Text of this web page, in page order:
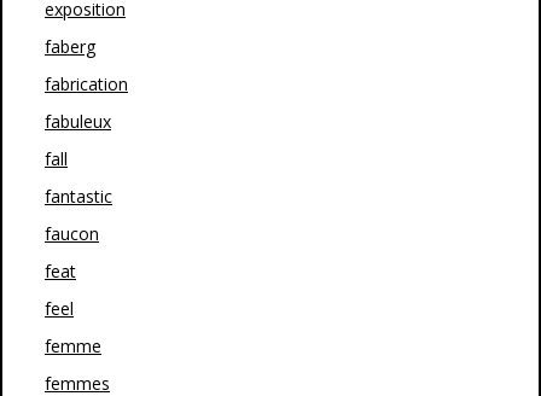
exposition
faberg
fabrication
fabuleux
fall
fantastic
faucon
feat
feel
femme
femmes